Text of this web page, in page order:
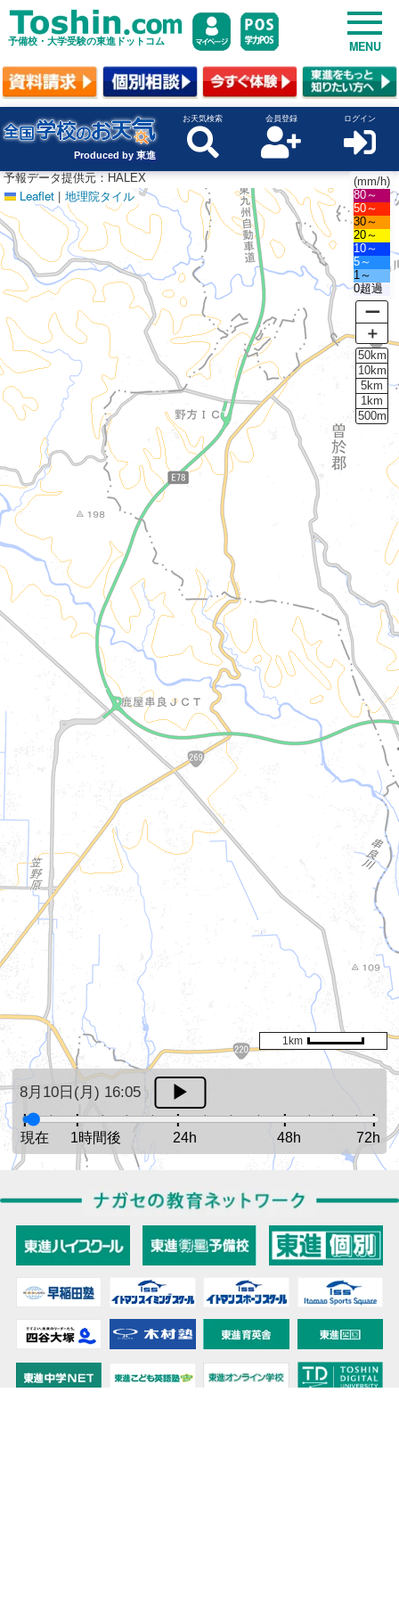
予備校・大学受験の東進ドットコム MENU
Produced by 東進
お天気検索 会員登録 ログイン
Leaflet | 地理院タイル
8月10日(月) 16:05
現在 1時間後 24h 48h 72h
1km
(mm/h)
80～
50～
30～
20～
10～
5～
1～
0超過
ー
＋
50km
10km
5km
1km
500m
予報データ提供元：HALEX